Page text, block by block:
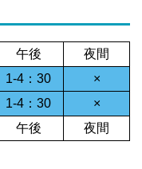
午後 夜間
1-4：30
×
1-4：30
×
午後 夜間